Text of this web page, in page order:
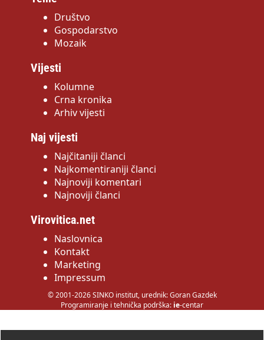
Društvo
Gospodarstvo
Mozaik
Vijesti
Kolumne
Crna kronika
Arhiv vijesti
Naj vijesti
Najčitaniji članci
Najkomentiraniji članci
Najnoviji komentari
Najnoviji članci
Virovitica.net
Naslovnica
Kontakt
Marketing
Impressum
© 2001-2026 SINKO institut, urednik: Goran Gazdek
Programiranje i tehnička podrška: ie-centar